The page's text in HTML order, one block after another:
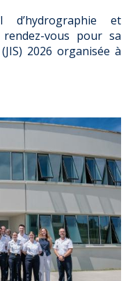
d’hydrographie et
rendez-vous pour sa
2026 organisée à